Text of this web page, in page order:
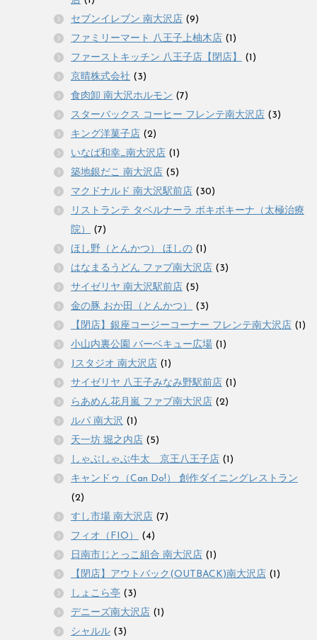
セブンイレブン 南大沢店 (9)
ファミリーマート 八王子上柚木店 (1)
ファーストキッチン 八王子店【閉店】
(1)
京晴株式会社 (3)
食肉卸 南大沢ホルモン (7)
スターバックス コーヒー フレンテ南大沢店 (3)
キング洋菓子店 (2)
いなば和幸_南大沢店 (1)
築地銀だこ 南大沢店 (5)
マクドナルド 南大沢駅前店 (30)
リストランテ タベルナーラ ボキボキーナ（太極治療
院）
(7)
ほし野（とんかつ） ほしの (1)
はなまるうどん ファブ南大沢店 (3)
サイゼリヤ 南大沢駅前店 (5)
金の豚 おか田（とんかつ）
(3)
【閉店】銀座コージーコーナー フレンテ南大沢店 (1)
小山内裏公園 バーベキュー広場 (1)
Jスタジオ 南大沢店 (1)
サイゼリヤ 八王子みなみ野駅前店 (1)
らあめん花月嵐 ファブ南大沢店 (2)
ルパ 南大沢 (1)
天一坊 堀之内店 (5)
しゃぶしゃぶ牛太 京王八王子店 (1)
キャンドゥ（Can Do!） 創作ダイニングレストラン
(2)
すし市場 南大沢店 (7)
フィオ（FIO）
(4)
日南市じとっこ組合 南大沢店 (1)
【閉店】アウトバック(OUTBACK)南大沢店 (1)
しょこら亭 (3)
デニーズ南大沢店 (1)
シャルル (3)